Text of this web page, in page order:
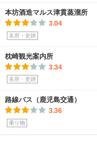
本坊酒造マルス津貫蒸溜所
3.04
名所・史跡
枕崎観光案内所
3.34
名所・史跡
路線バス（鹿児島交通）
3.36
乗り物